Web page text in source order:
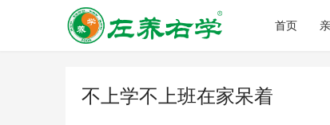
首页
不上学不上班在家呆着